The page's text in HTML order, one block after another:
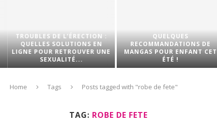
TROUBLES DE L’ÉRECTION :
QUELLES SOLUTIONS EN
LIGNE POUR RETROUVER UNE
SEXUALITÉ...
QUELQUES
RECOMMANDATIONS DE
MANGAS POUR ENFANT CET
ÉTÉ !
Home Tags Posts tagged with "robe de fete"
TAG: ROBE DE FETE